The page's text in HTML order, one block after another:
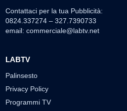
Contattaci per la tua Pubblicità:
0824.337274 – 327.7390733
email: commerciale@labtv.net
LABTV
Palinsesto
Privacy Policy
Programmi TV